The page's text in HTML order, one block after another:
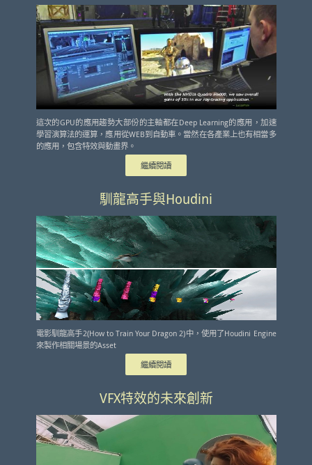
這次的GPU的應用趨勢大部份的主軸都在Deep Learning的應用，加速
學習演算法的運算，應用從WEB到自動車。當然在各產業上也有相當多
的應用，包含特效與動畫界。
繼續閱讀
馴龍高手與Houdini
電影馴龍高手2(How to Train Your Dragon 2)中，使用了Houdini Engine
來製作相關場景的Asset
繼續閱讀
VFX特效的未來創新